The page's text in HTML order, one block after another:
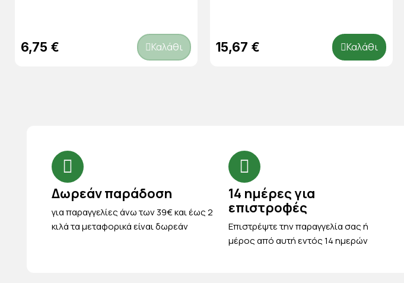
6,75 € Καλάθι 15,67 € Καλάθι
Δωρεάν παράδοση
για παραγγελίες άνω των 39€ και έως 2
κιλά τα μεταφορικά είναι δωρεάν
14 ημέρες για
επιστροφές
Eπιστρέψτε την παραγγελία σας ή
μέρος από αυτή εντός 14 ημερών